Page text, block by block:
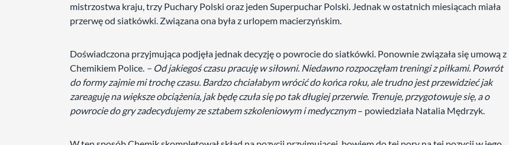
mistrzostwa kraju, trzy Puchary Polski oraz jeden Superpuchar Polski. Jednak w ostatnich miesiącach miała
przerwę od siatkówki. Związana ona była z urlopem macierzyńskim.
Doświadczona przyjmująca podjęła jednak decyzję o powrocie do siatkówki. Ponownie związała się umową z
Chemikiem Police. – Od jakiegoś czasu pracuję w siłowni. Niedawno rozpoczęłam treningi z piłkami. Powrót
do formy zajmie mi trochę czasu. Bardzo chciałabym wrócić do końca roku, ale trudno jest przewidzieć jak
zareaguję na większe obciążenia, jak będę czuła się po tak długiej przerwie. Trenuje, przygotowuje się, a o
powrocie do gry zadecydujemy ze sztabem szkoleniowym i medycznym– powiedziała Natalia Mędrzyk.